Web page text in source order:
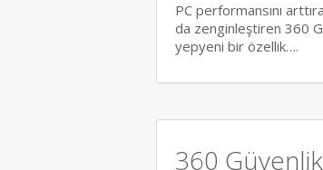
PC performansını
da zenginleştiren 360
yepyeni bir özellik….
360